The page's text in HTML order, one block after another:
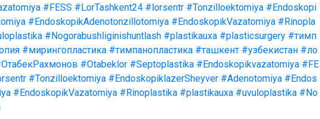
#FESS #LorTashkent24 #lorsentr #Tonzilloektomiya #Endoskopi
#EndoskopikAdenotonzillotomiya #EndoskopikVazatomiya #Rinopla
#Nogorabushliginishuntlash #plastikauxa #plasticsurgery #тимп
#мирингопластика #тимпанопластика #ташкент #узбекистан #ло
#Otabeklor #Septoplastika #Endoskopikvazatomiya #FE
#Tonzilloektomiya #EndoskopiklazerSheyver #Adenotomiya #Endos
#EndoskopikVazatomiya #Rinoplastika #plastikauxa #uvuloplastika #No